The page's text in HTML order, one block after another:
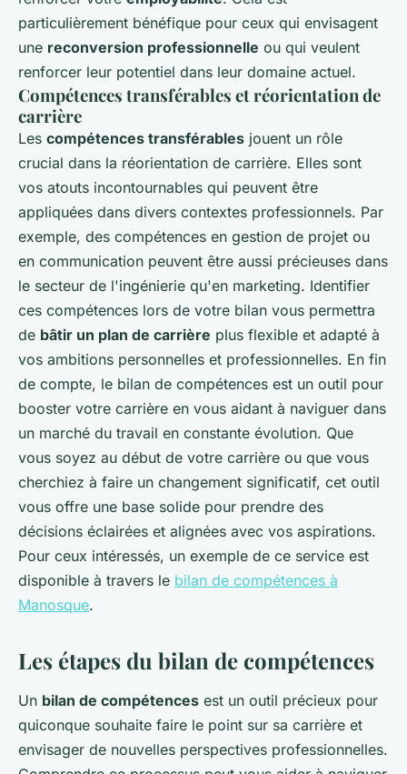
particulièrement bénéfique pour ceux qui envisagent
une reconversion professionnelle ou qui veulent
renforcer leur potentiel dans leur domaine actuel.
Compétences transférables et réorientation de
carrière
Les compétences transférables jouent un rôle
crucial dans la réorientation de carrière. Elles sont
vos atouts incontournables qui peuvent être
appliquées dans divers contextes professionnels. Par
exemple, des compétences en gestion de projet ou
en communication peuvent être aussi précieuses dans
le secteur de l'ingénierie qu'en marketing. Identifier
ces compétences lors de votre bilan vous permettra
de bâtir un plan de carrière plus flexible et adapté à
vos ambitions personnelles et professionnelles. En fin
de compte, le bilan de compétences est un outil pour
booster votre carrière en vous aidant à naviguer dans
un marché du travail en constante évolution. Que
vous soyez au début de votre carrière ou que vous
cherchiez à faire un changement significatif, cet outil
vous offre une base solide pour prendre des
décisions éclairées et alignées avec vos aspirations.
Pour ceux intéressés, un exemple de ce service est
disponible à travers le bilan de compétences à
Manosque.
Les étapes du bilan de compétences
Un bilan de compétences est un outil précieux pour
quiconque souhaite faire le point sur sa carrière et
envisager de nouvelles perspectives professionnelles.